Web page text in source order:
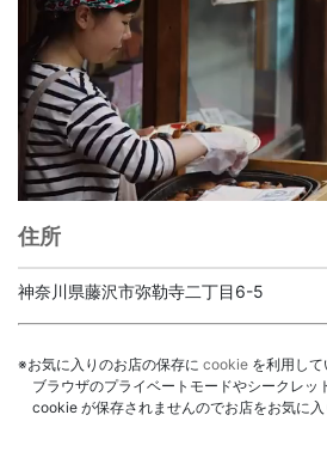
住所
神奈川県藤沢市弥勒寺二丁目6-5
※お気に入りのお店の保存に cookie を利用して
ブラウザのプライベートモードやシークレッ
cookie が保存されませんのでお店をお気に入